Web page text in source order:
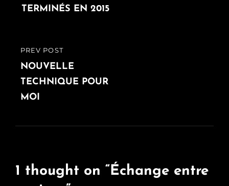
l’article
PREVIOUS
POST
PREV POST
NOUVELLE
TECHNIQUE POUR
MOI
TERMINÉS EN 2015
1 thought on “Échange entre